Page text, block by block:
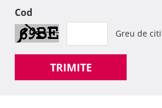
Cod
Greu de
TRIMITE